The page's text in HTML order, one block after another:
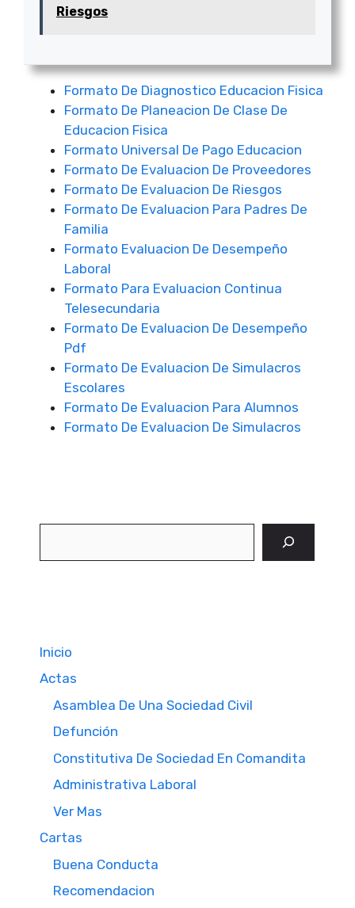
Riesgos
Formato De Diagnostico Educacion Fisica
Formato De Planeacion De Clase De
Educacion Fisica
Formato Universal De Pago Educacion
Formato De Evaluacion De Proveedores
Formato De Evaluacion De Riesgos
Formato De Evaluacion Para Padres De
Familia
Formato Evaluacion De Desempeño
Laboral
Formato Para Evaluacion Continua
Telesecundaria
Formato De Evaluacion De Desempeño
Pdf
Formato De Evaluacion De Simulacros
Escolares
Formato De Evaluacion Para Alumnos
Formato De Evaluacion De Simulacros
Inicio
Actas
Asamblea De Una Sociedad Civil
Defunción
Constitutiva De Sociedad En Comandita
Administrativa Laboral
Ver Mas
Cartas
Buena Conducta
Recomendacion